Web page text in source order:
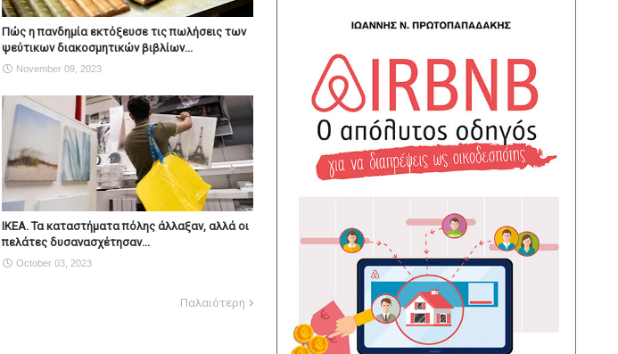
Πώς η πανδημία εκτόξευσε τις πωλήσεις των
ψεύτικων διακοσμητικών βιβλίων...
November 09, 2023
IKEA. Τα καταστήματα πόλης άλλαξαν, αλλά οι
πελάτες δυσανασχέτησαν...
October 03, 2023
Παλαιότερη